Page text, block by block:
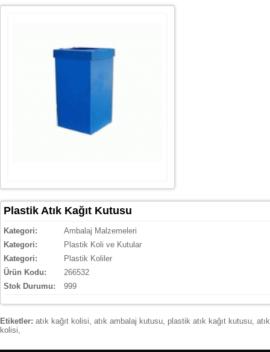
Plastik Atık Kağıt Kutusu
Kategori:
Ambalaj Malzemeleri
Kategori:
Plastik Koli ve Kutular
Kategori:
Plastik Koliler
Ürün Kodu:
266532
Stok Durumu:
999
Etiketler: atık kağıt kolisi, atık ambalaj kutusu, plastik atık kağıt kutusu, atık
kolisi,